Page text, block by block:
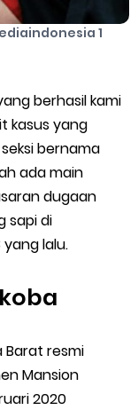
Gojek
1
berhasil kami
kasus yang
bernama
ada main
dugaan
sapi di
lalu.
Barat resmi
Mansion
2020